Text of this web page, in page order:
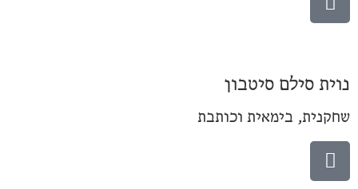
נוית סילם סיטבון
שחקנית, בימאית וכותבת